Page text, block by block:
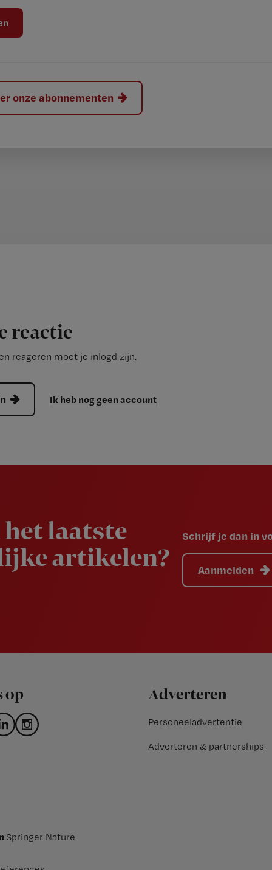
onze abonnementen
reactie
reageren moet je inlogd zijn.
Ik heb nog geen account
laatste
artikelen?
Schrijf je dan in
Aanmelden
op Adverteren
Personeeladvertentie
Adverteren & partnerships
Springer Nature